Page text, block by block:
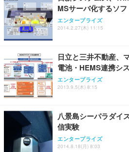
Sezlife オフィスチェア
ワーク チェア 強化バッ
能 人間工学 椅子 腰サポ
務用 おしゃれ パソコン
Sezlife オフィスチェア
ワーク チェア 強化バッ
能 人間工学 椅子 腰サポ
務用 おしゃれ パソコン
ANDWINT オフィスチェ
ッシュ 通気性 ランバー
ス圧無段階昇降 360度回
【純正品】27"ゲーミン
フック付き（CFI-ZDM1J）
【整備済み品】Dell
ー フルHD（1920×1080
ort/VGA スピーカー内蔵
【MiniLED/24.5inch/
HOOTER Gaming
グモニター QD 24.5イン
ネオ・ルーライフ ネオ
り 単品
Smart Basic(スマートベ
限定】 Smart Basic アイ
超厚型 お徳用 ワイド
アイリスオーヤマ ペッ
ュラー 200枚入【
MSサーバ化するソ
エンタープライズ
2014.2.27(木) 11:15
日立と三井不動産、
電池・HEMS連携シ
エンタープライズ
2013.9.5(木) 8:15
八景島シーパラダイ
信実験
エンタープライズ
2014.8.18(月) 8:03